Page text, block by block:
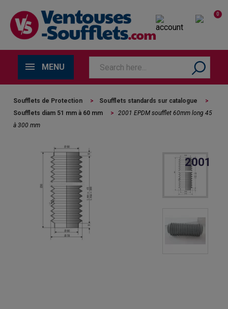
0
MENU
Soufflets de Protection > Soufflets standards sur catalogue
>
Soufflets diam 51 mm à 60 mm
>
2001 EPDM soufflet 60mm long 45
à 300 mm
2001